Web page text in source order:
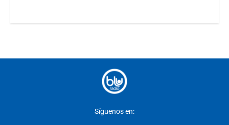
Síguenos en: